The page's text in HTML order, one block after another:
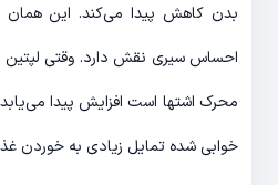
بدن کاهش پیدا می‌کند. این همان
احساس سیری نقش دارد. وقتی لپتین
محرک اشتها است افزایش پیدا
خوابی شده تمایل زیادی به خوردن